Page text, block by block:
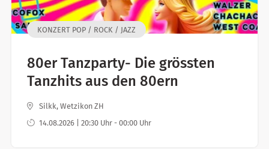
KONZERT POP / ROCK / JAZZ
80er Tanzparty- Die grössten
Tanzhits aus den 80ern
Silkk, Wetzikon ZH
14.08.2026 | 20:30 Uhr - 00:00 Uhr